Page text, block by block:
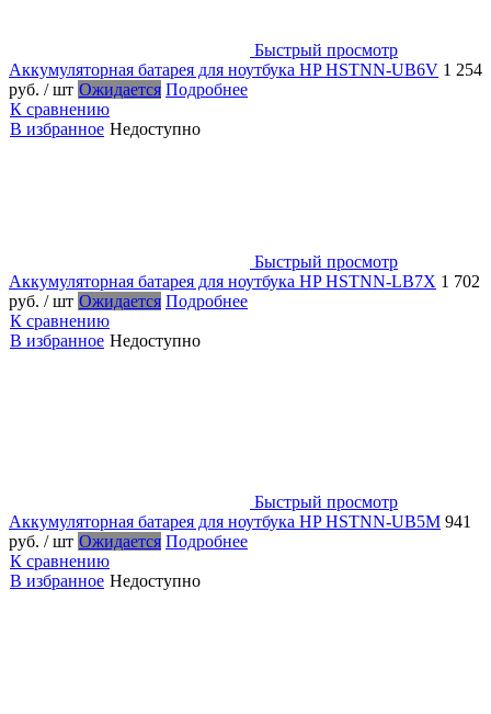
Быстрый просмотр
Аккумуляторная батарея для ноутбука HP HSTNN-UB6V 1 254
руб. / шт Ожидается Подробнее
К сравнению
В избранное Недоступно
Быстрый просмотр
Аккумуляторная батарея для ноутбука HP HSTNN-LB7X 1 702
руб. / шт Ожидается Подробнее
К сравнению
В избранное Недоступно
Быстрый просмотр
Аккумуляторная батарея для ноутбука HP HSTNN-UB5M 941
руб. / шт Ожидается Подробнее
К сравнению
В избранное Недоступно